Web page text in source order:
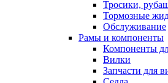
Тросики,
Тормозные
Обслуживание
Рамы и компоненты
Компоненты
Вилки
Запчасти для